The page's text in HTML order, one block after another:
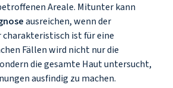
Areale. Mitunter kann
ausreichen, wenn der
charakteristisch ist für eine
Fällen wird nicht nur die
die gesamte Haut untersucht,
ausfindig zu machen.